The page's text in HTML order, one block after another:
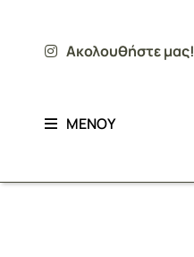
ΜΕΝΟΥ
Ακολουθήστε μας!